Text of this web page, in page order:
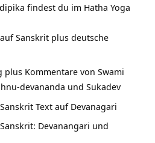
findest du im Hatha Yoga
Sanskrit plus deutsche
plus Kommentare von Swami
devananda und Sukadev
Text auf Devanagari
Devanangari und